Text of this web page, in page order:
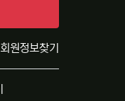
회원정보찾기